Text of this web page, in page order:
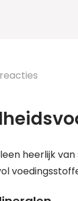
heerlijk